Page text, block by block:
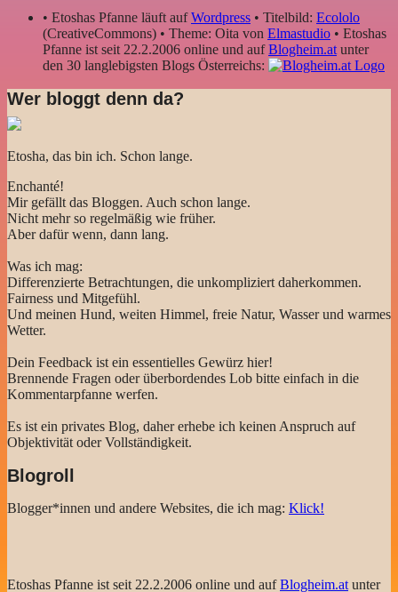
• Etoshas Pfanne läuft aufWordpress • Titelbild: Ecololo
(CreativeCommons) • Theme: Oita von Elmastudio • Etoshas
Pfanne ist seit 22.2.2006 online und aufBlogheim.atunter
den 30 langlebigsten Blogs Österreichs:
Wer bloggt denn da?
Etosha, das bin ich. Schon lange.
Enchanté!
Mir gefällt das Bloggen. Auch schon lange.
Nicht mehr so regelmäßig wie früher.
Aber dafür wenn, dann lang.
Was ich mag:
Differenzierte Betrachtungen, die unkompliziert daherkommen.
Fairness und Mitgefühl.
Und meinen Hund, weiten Himmel, freie Natur, Wasser und warmes
Wetter.
Dein Feedback ist ein essentielles Gewürz hier!
Brennende Fragen oder überbordendes Lob bitte einfach in die
Kommentarpfanne werfen.
Es ist ein privates Blog, daher erhebe ich keinen Anspruch auf
Objektivität oder Vollständigkeit.
Blogroll
Blogger*innen und andere Websites, die ich mag: Klick!
Etoshas Pfanne ist seit 22.2.2006 online und aufBlogheim.at unter